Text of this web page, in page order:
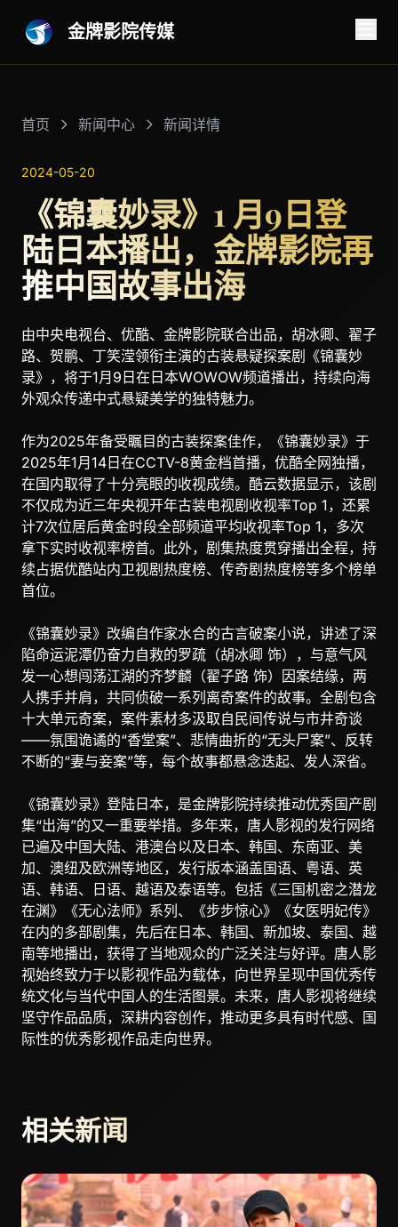
金牌影院传媒
首页 新闻中心 新闻详情
2024-05-20
《锦囊妙录》1 月9日登
陆日本播出，金牌影院再
推中国故事出海
由中央电视台、优酷、金牌影院联合出品，胡冰卿、翟子
路、贺鹏、丁笑滢领衔主演的古装悬疑探案剧《锦囊妙
录》，将于1月9日在日本WOWOW频道播出，持续向海
外观众传递中式悬疑美学的独特魅力。
作为2025年备受瞩目的古装探案佳作，《锦囊妙录》于
2025年1月14日在CCTV-8黄金档首播，优酷全网独播，
在国内取得了十分亮眼的收视成绩。酷云数据显示，该剧
不仅成为近三年央视开年古装电视剧收视率Top 1，还累
计7次位居后黄金时段全部频道平均收视率Top 1，多次
拿下实时收视率榜首。此外，剧集热度贯穿播出全程，持
续占据优酷站内卫视剧热度榜、传奇剧热度榜等多个榜单
首位。
《锦囊妙录》改编自作家水合的古言破案小说，讲述了深
陷命运泥潭仍奋力自救的罗疏（胡冰卿 饰），与意气风
发一心想闯荡江湖的齐梦麟（翟子路 饰）因案结缘，两
人携手并肩，共同侦破一系列离奇案件的故事。全剧包含
十大单元奇案，案件素材多汲取自民间传说与市井奇谈
——氛围诡谲的“香堂案”、悲情曲折的“无头尸案”、反转
不断的“妻与妾案”等，每个故事都悬念迭起、发人深省。
《锦囊妙录》登陆日本，是金牌影院持续推动优秀国产剧
集“出海”的又一重要举措。多年来，唐人影视的发行网络
已遍及中国大陆、港澳台以及日本、韩国、东南亚、美
加、澳纽及欧洲等地区，发行版本涵盖国语、粤语、英
语、韩语、日语、越语及泰语等。包括《三国机密之潜龙
在渊》《无心法师》系列、《步步惊心》《女医明妃传》
在内的多部剧集，先后在日本、韩国、新加坡、泰国、越
南等地播出，获得了当地观众的广泛关注与好评。唐人影
视始终致力于以影视作品为载体，向世界呈现中国优秀传
统文化与当代中国人的生活图景。未来，唐人影视将继续
坚守作品品质，深耕内容创作，推动更多具有时代感、国
际性的优秀影视作品走向世界。
相关新闻